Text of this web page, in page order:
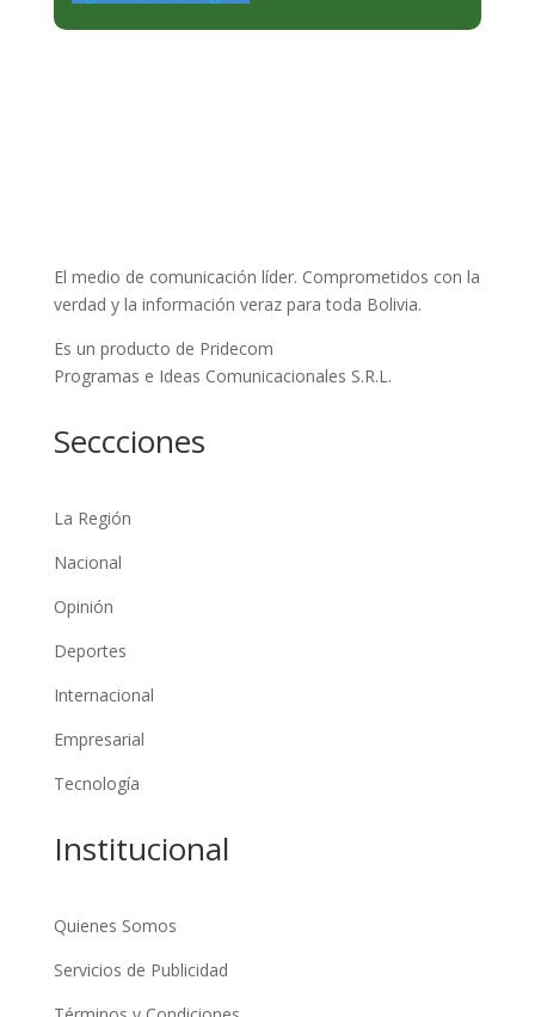
El medio de comunicación líder. Comprometidos con la
verdad y la información veraz para toda Bolivia.
Es un producto de Pridecom
Programas e Ideas Comunicacionales S.R.L.
Seccciones
La Región
Nacional
Opinión
Deportes
Internacional
Empresarial
Tecnología
Institucional
Quienes Somos
Servicios de Publicidad